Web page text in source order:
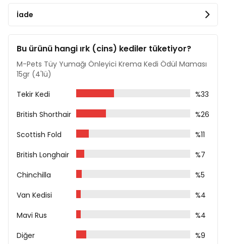
Ham Yağ %1
Ham Kül %2
İade
Bu ürünü hangi ırk (cins) kediler tüketiyor?
M-Pets Tüy Yumağı Önleyici Krema Kedi Ödül Maması
15gr (4'lü)
Tekir Kedi
%33
British Shorthair
%26
Scottish Fold
%11
British Longhair
%7
Chinchilla
%5
Van Kedisi
%4
Mavi Rus
%4
Diğer
%9